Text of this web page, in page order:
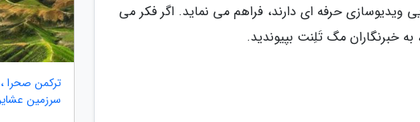
ویدیوسازی حرفه ای دارند، فراهم می نماید. اگر فکر می
به خبرنگاران مگ تَلِنت بپیوندید.
ترکمن صحرا
سرزمین